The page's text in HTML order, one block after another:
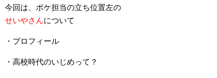
今回は、ボケ担当の立ち位置左の
せいやさんについて
・プロフィール
・高校時代のいじめって？